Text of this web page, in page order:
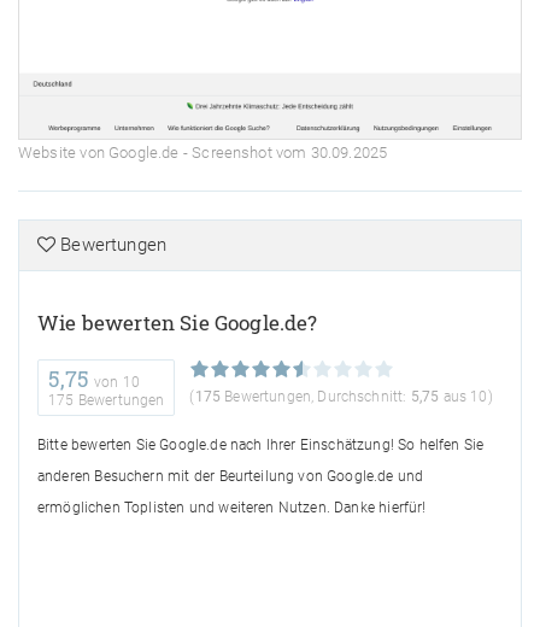
Website von Google.de - Screenshot vom 30.09.2025
Bewertungen
Wie bewerten Sie Google.de?
5,75 von 10
175 Bewertungen
(175 Bewertungen, Durchschnitt: 5,75 aus 10)
Bitte bewerten Sie Google.de nach Ihrer Einschätzung! So helfen Sie
anderen Besuchern mit der Beurteilung von Google.de und
ermöglichen Toplisten und weiteren Nutzen. Danke hierfür!